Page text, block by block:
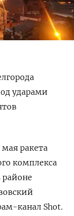
ударами
ракета
комплекса
канал Shot.